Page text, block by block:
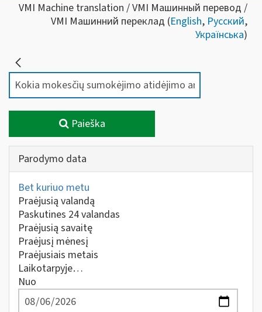
VMI Machine translation / VMI Машинный перевод /
VMI Машинний переклад (English, Русский,
Українська)
Paieška
Parodymo data
Bet kuriuo metu
Praėjusią valandą
Paskutines 24 valandas
Praėjusią savaitę
Praėjusį mėnesį
Praėjusiais metais
Laikotarpyje…
Nuo